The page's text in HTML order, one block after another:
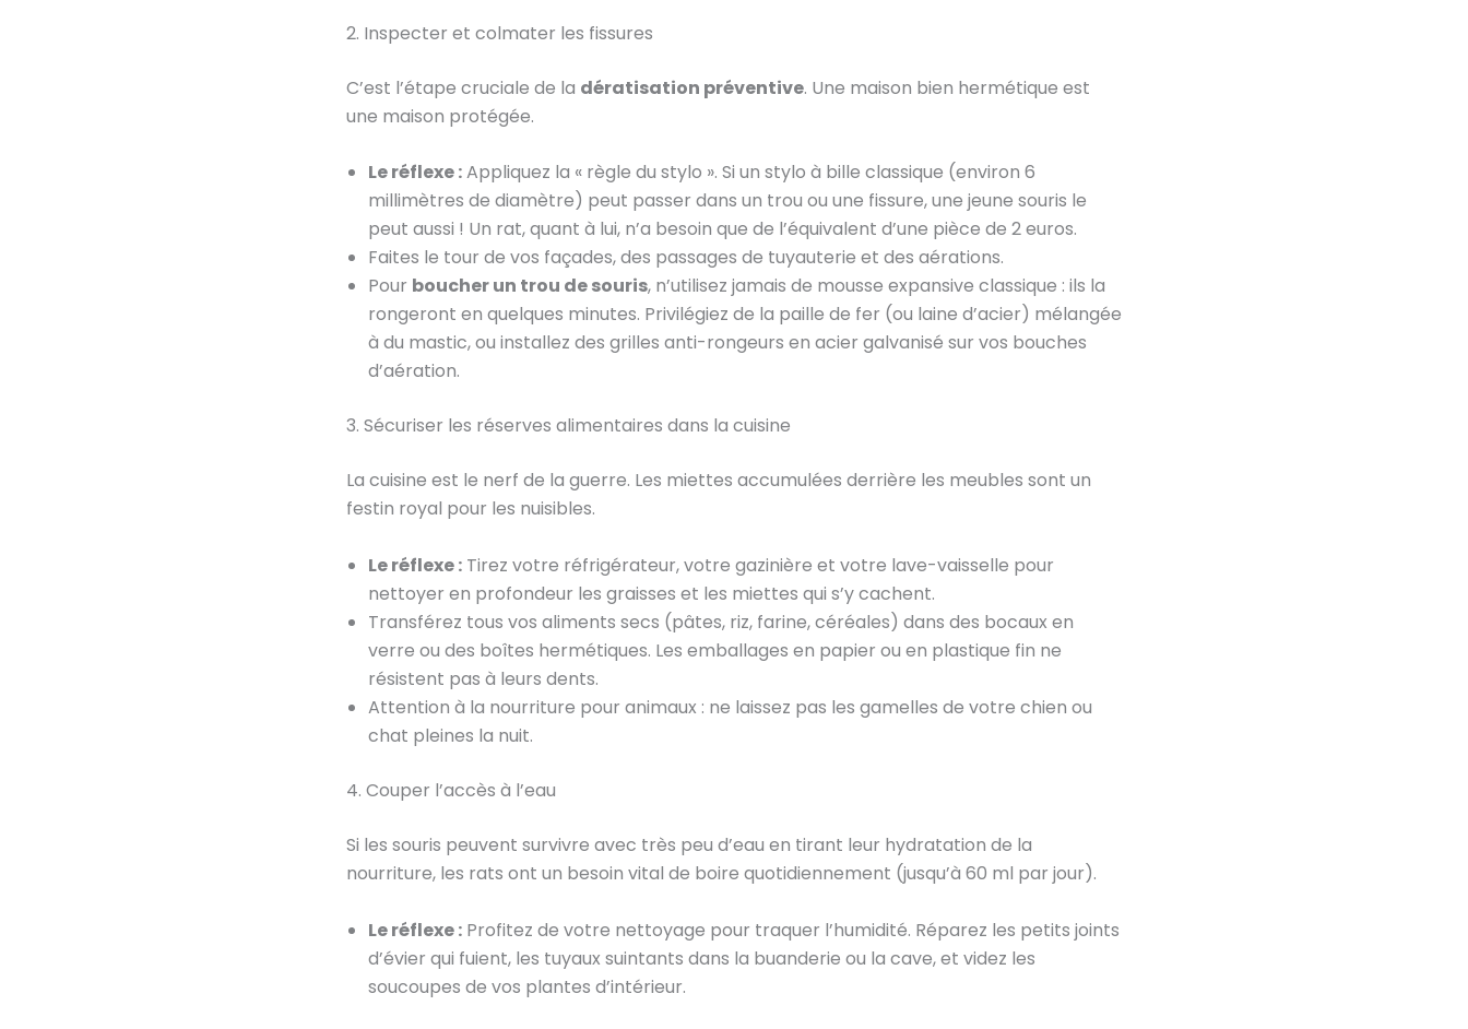
2. Inspecter et colmater les fissures
C’est l’étape cruciale de la dératisation préventive. Une maison bien hermétique est
une maison protégée.
Le réflexe :Appliquez la « règle du stylo ». Si un stylo à bille classique (environ 6
millimètres de diamètre) peut passer dans un trou ou une fissure, une jeune souris le
peut aussi ! Un rat, quant à lui, n’a besoin que de l’équivalent d’une pièce de 2 euros.
Faites le tour de vos façades, des passages de tuyauterie et des aérations.
Pour boucher un trou de souris, n’utilisez jamais de mousse expansive classique : ils la
rongeront en quelques minutes. Privilégiez de la paille de fer (ou laine d’acier) mélangée
à du mastic, ou installez des grilles anti-rongeurs en acier galvanisé sur vos bouches
d’aération.
3. Sécuriser les réserves alimentaires dans la cuisine
La cuisine est le nerf de la guerre. Les miettes accumulées derrière les meubles sont un
festin royal pour les nuisibles.
Le réflexe : Tirez votre réfrigérateur, votre gazinière et votre lave-vaisselle pour
nettoyer en profondeur les graisses et les miettes qui s’y cachent.
Transférez tous vos aliments secs (pâtes, riz, farine, céréales) dans des bocaux en
verre ou des boîtes hermétiques. Les emballages en papier ou en plastique fin ne
résistent pas à leurs dents.
Attention à la nourriture pour animaux : ne laissez pas les gamelles de votre chien ou
chat pleines la nuit.
4. Couper l’accès à l’eau
Si les souris peuvent survivre avec très peu d’eau en tirant leur hydratation de la
nourriture, les rats ont un besoin vital de boire quotidiennement (jusqu’à 60 ml par jour).
Le réflexe : Profitez de votre nettoyage pour traquer l’humidité. Réparez les petits joints
d’évier qui fuient, les tuyaux suintants dans la buanderie ou la cave, et videz les
soucoupes de vos plantes d’intérieur.